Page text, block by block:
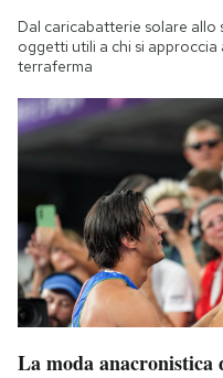
Dal caricabatterie solare allo
oggetti utili a chi si
terraferma
La moda